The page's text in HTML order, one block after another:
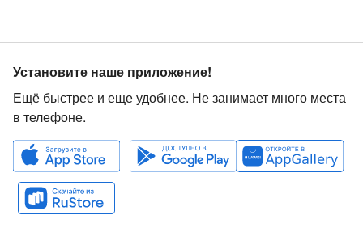
Установите наше приложение!
Ещё быстрее и еще удобнее. Не занимает много места
в телефоне.